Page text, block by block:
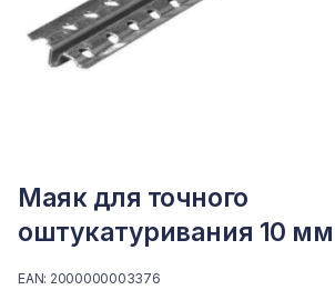
Маяк для точного
оштукатуривания 10 мм
EAN: 2000000003376